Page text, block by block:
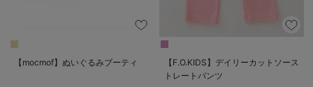
【mocmof】ぬいぐるみブーティ
【F.O.KIDS】デイリーカットソース
トレートパンツ